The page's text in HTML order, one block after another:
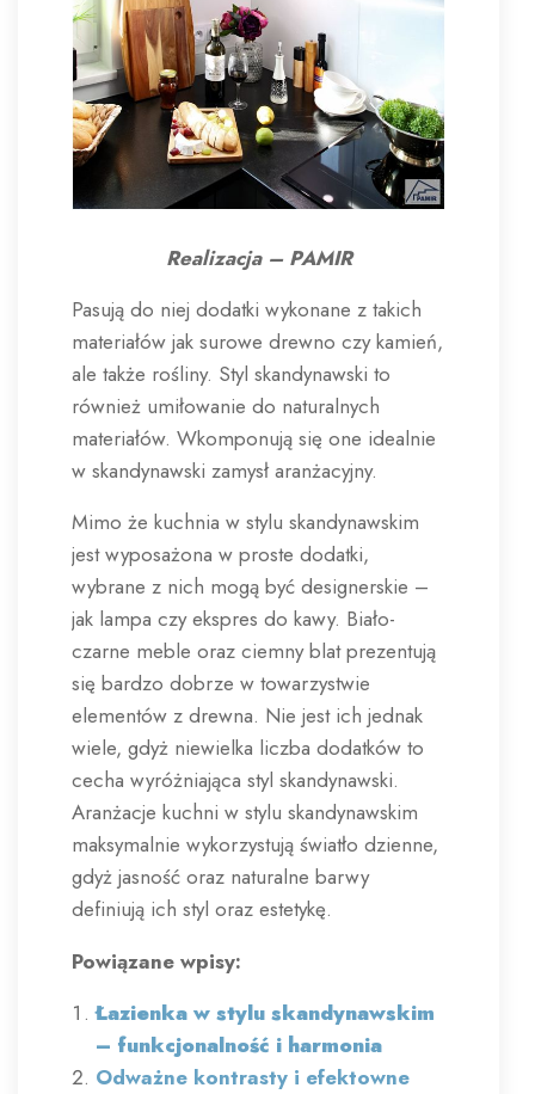
Realizacja – PAMIR
Pasują do niej dodatki wykonane z takich
materiałów jak surowe drewno czy kamień,
ale także rośliny. Styl skandynawski to
również umiłowanie do naturalnych
materiałów. Wkomponują się one idealnie
w skandynawski zamysł aranżacyjny.
Mimo że kuchnia w stylu skandynawskim
jest wyposażona w proste dodatki,
wybrane z nich mogą być designerskie –
jak lampa czy ekspres do kawy. Biało-
czarne meble oraz ciemny blat prezentują
się bardzo dobrze w towarzystwie
elementów z drewna. Nie jest ich jednak
wiele, gdyż niewielka liczba dodatków to
cecha wyróżniająca styl skandynawski.
Aranżacje kuchni w stylu skandynawskim
maksymalnie wykorzystują światło dzienne,
gdyż jasność oraz naturalne barwy
definiują ich styl oraz estetykę.
Powiązane wpisy:
Łazienka w stylu skandynawskim
– funkcjonalność i harmonia
Odważne kontrasty i efektowne